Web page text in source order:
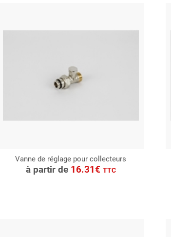
Vanne de réglage pour collecteurs
à partir de 16.31€ TTC
CONSULTER
Demande de devis